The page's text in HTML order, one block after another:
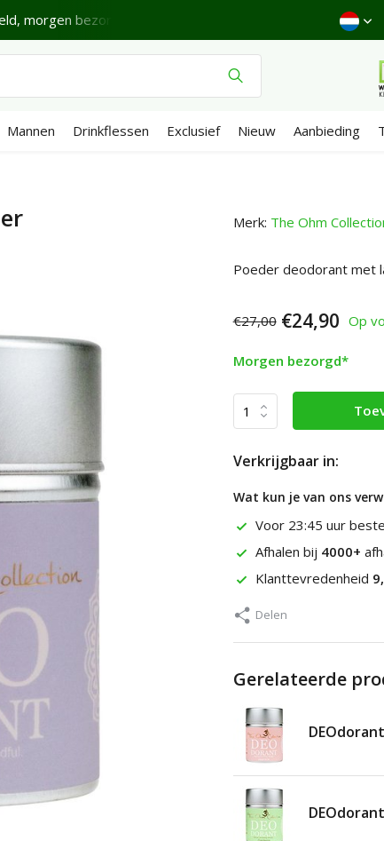
Verzenden €4,95 (NL) Wij
Mannen Drinkflessen Exclusief Nieuw Aanbieding
Merk: The Ohm
Poeder deodorant met
€27,00 €24,90 Op
Morgen bezorgd*
Verkrijgbaar in:
Wat kun je van ons
Voor 23:45 uur
Afhalen bij 4000+
Klanttevredenheid
Delen
Gerelateerde